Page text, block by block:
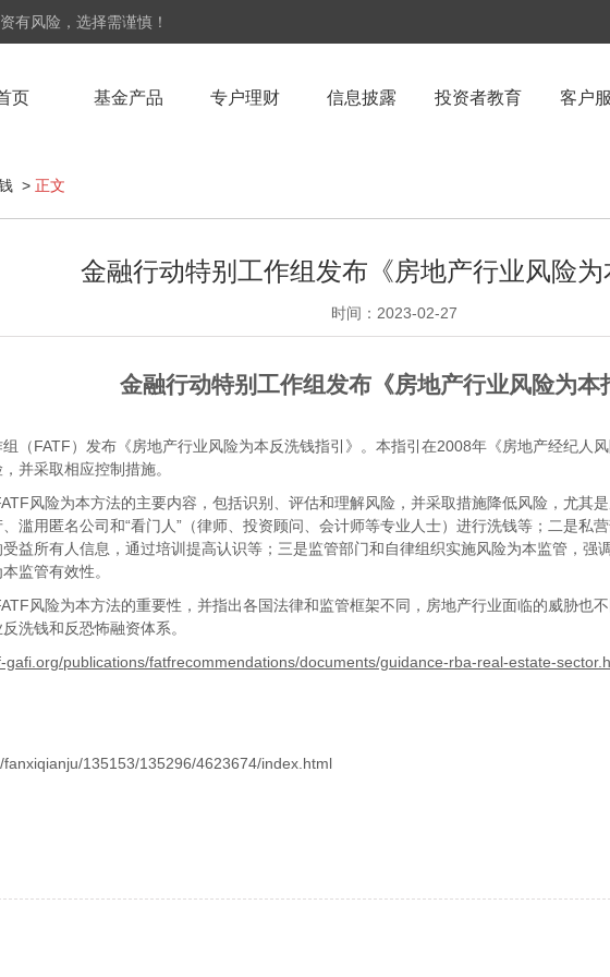
有风险，选择需谨慎！
页 基金产品 专户理财 信息披露 投资者教育 客户
> 正文
金融行动特别工作组发布《房地产行业风险为
时间：2023-02-27
金融行动特别工作组发布《房地产行业风险为本
（FATF）发布《房地产行业风险为本反洗钱指引》。本指引在2008年《房地产经纪人
并采取相应控制措施。
风险为本方法的主要内容，包括识别、评估和理解风险，并采取措施降低风险，尤其
滥用匿名公司和“看门人”（律师、投资顾问、会计师等专业人士）进行洗钱等；二是私
益所有人信息，通过培训提高认识等；三是监管部门和自律组织实施风险为本监管，强
监管有效性。
风险为本方法的重要性，并指出各国法律和监管框架不同，房地产行业面临的威胁也
洗钱和反恐怖融资体系。
gafi.org/publications/fatfrecommendations/documents/guidance-rba-real-estate-
fanxiqianju/135153/135296/4623674/index.html